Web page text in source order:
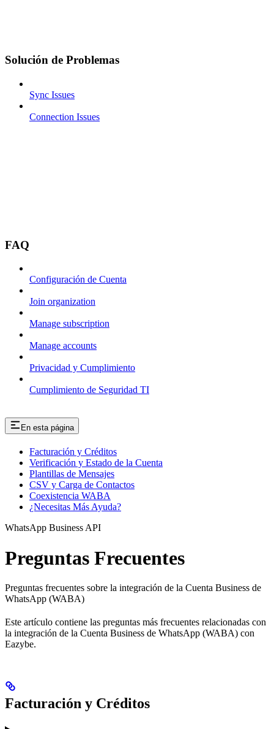
Solución de Problemas
Sync Issues
Connection Issues
FAQ
Configuración de Cuenta
Join organization
Manage subscription
Manage accounts
Privacidad y Cumplimiento
Cumplimiento de Seguridad TI
En esta página
Facturación y Créditos
Verificación y Estado de la Cuenta
Plantillas de Mensajes
CSV y Carga de Contactos
Coexistencia WABA
¿Necesitas Más Ayuda?
WhatsApp Business API
Preguntas Frecuentes
Preguntas frecuentes sobre la integración de la Cuenta Business de
WhatsApp (WABA)
Este artículo contiene las preguntas más frecuentes relacionadas con
la integración de la Cuenta Business de WhatsApp (WABA) con
Eazybe.
Facturación y Créditos